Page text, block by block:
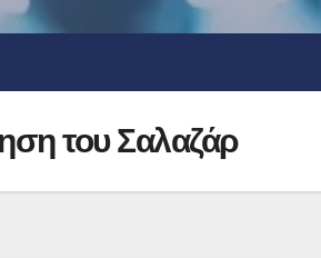
του Σαλαζάρ